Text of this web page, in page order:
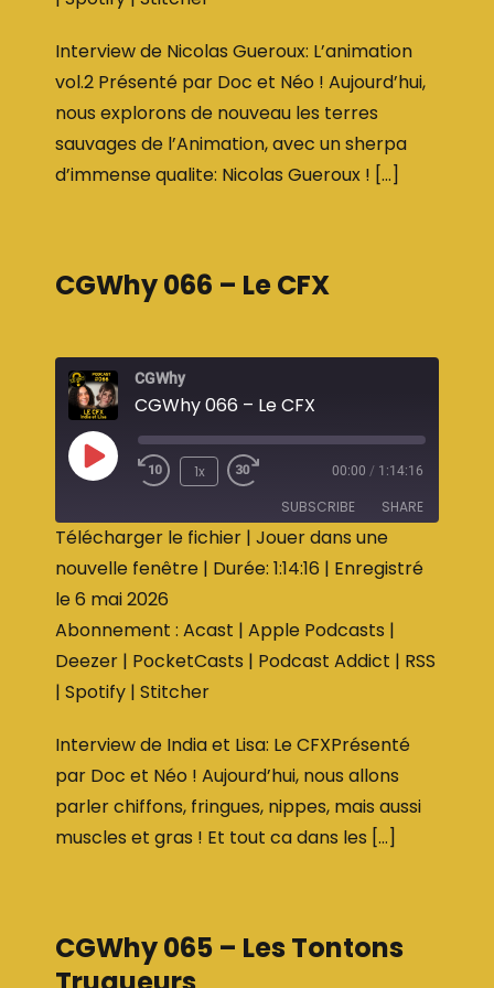
RSS FEED
Interview de Nicolas Gueroux: L’animation
vol.2 Présenté par Doc et Néo ! Aujourd’hui,
nous explorons de nouveau les terres
sauvages de l’Animation, avec un sherpa
d’immense qualite: Nicolas Gueroux ! […]
CGWhy 066 – Le CFX
CGWhy
CGWhy 066 – Le CFX
1x 00:00 / 1:14:16
SUBSCRIBE SHARE
Acast Apple Podcasts
Deezer
Podcast Addict RSS
Spotify Stitcher
RSS FEED
SHARE
EMBED
Télécharger le fichier | Jouer dans une
nouvelle fenêtre | Durée: 1:14:16 | Enregistré
le 6 mai 2026
Abonnement : Acast | Apple Podcasts |
Deezer | PocketCasts | Podcast Addict | RSS
| Spotify | Stitcher
Interview de India et Lisa: Le CFXPrésenté
par Doc et Néo ! Aujourd’hui, nous allons
parler chiffons, fringues, nippes, mais aussi
muscles et gras ! Et tout ca dans les […]
CGWhy 065 – Les Tontons